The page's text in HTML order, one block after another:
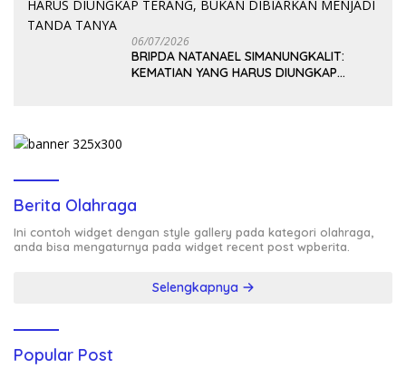
06/07/2026
BRIPDA NATANAEL SIMANUNGKALIT:
KEMATIAN YANG HARUS DIUNGKAP
Berita Olahraga
Ini contoh widget dengan style gallery pada kategori olahraga,
anda bisa mengaturnya pada widget recent post wpberita.
Selengkapnya
Popular Post